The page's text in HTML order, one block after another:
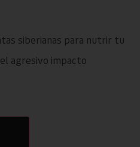
siberianas para nutrir tu
agresivo impacto